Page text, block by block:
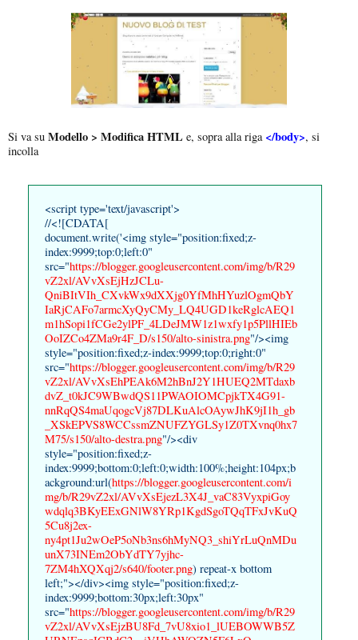
Si va su Modello > Modifica HTML e, sopra alla riga </body>, si
incolla
<script type='text/javascript'>
//<![CDATA[
document.write('<img style="position:fixed;z-
index:9999;top:0;left:0"
src="https://blogger.googleusercontent.com/img/b/R29
vZ2xl/AVvXsEjHzJCLu-
QniBItVIh_CXvkWx9dXXjg0YfMhHYuzlOgmQbY
IaRjCAFo7armcXyQyCMy_LQ4UGD1keRglcAEQ1
m1hSopi1fCGe2ylPF_4LDeJMW1z1wxfy1p5PllHIEb
OoIZCo4ZMa9r4F_D/s150/alto-sinistra.png"/><img
style="position:fixed;z-index:9999;top:0;right:0"
src="https://blogger.googleusercontent.com/img/b/R29
vZ2xl/AVvXsEhPEAk6M2hBnJ2Y1HUEQ2MTdaxb
dvZ_t0kJC9WBwdQS11PWAOIOMCpjkTX4G91-
nnRqQS4maUqogcVj87DLKuAlcOAywJhK9jI1h_gb
_XSkEPVS8WCCssmZNUFZYGLSy1Z0TXvnq0hx7
M75/s150/alto-destra.png"/><div
style="position:fixed;z-
index:9999;bottom:0;left:0;width:100%;height:104px;b
ackground:url(https://blogger.googleusercontent.com/i
mg/b/R29vZ2xl/AVvXsEjezL3X4J_vaC83VyxpiGoy
wdqlq3BKyEExGNlW8YRp1KgdSgoTQqTFxJvKuQ
5Cu8j2ex-
ny4pt1Ju2wOeP5oNb3ns6hMyNQ3_shiYrLuQnMDu
unX73INEm2ObYdTY7yjhc-
7ZM4hXQXqj2/s640/footer.png) repeat-x bottom
left;"></div><img style="position:fixed;z-
index:9999;bottom:30px;left:30px"
src="https://blogger.googleusercontent.com/img/b/R29
vZ2xl/AVvXsEjzBU8Fd_7vU8xio1_lUEBOWWB5Z